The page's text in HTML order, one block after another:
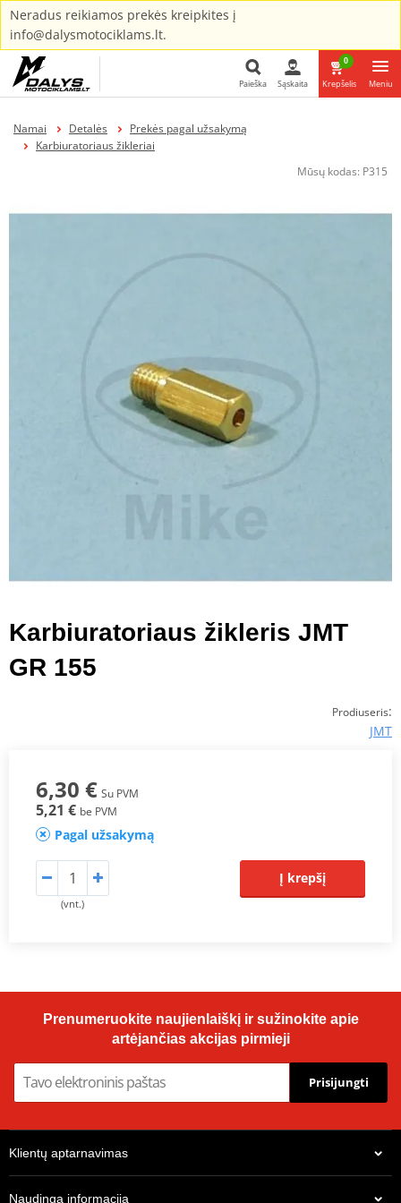
Neradus reikiamos prekės kreipkites į
info@dalysmotociklams.lt.
Paieška Sąskaita
0
Krepšelis Meniu
Namai Detalės
Prekės pagal užsakymą
Karbiuratoriaus žikleriai
Mūsų kodas: P315
Karbiuratoriaus žikleris JMT
GR 155
Prodiuseris:
JMT
6,30 € Su PVM
5,21 € be PVM
Pagal užsakymą
(vnt.)
Į krepšį
Prenumeruokite naujienlaiškį ir sužinokite apie
artėjančias akcijas pirmieji
Prisijungti
Klientų aptarnavimas
Naudinga informacija